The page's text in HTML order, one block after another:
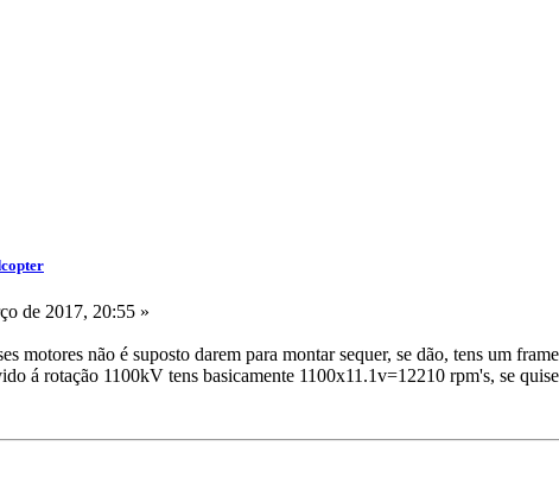
de 2017, 20:55 »
motores não é suposto darem para montar sequer, se dão, tens um
á rotação 1100kV tens basicamente 1100x11.1v=12210 rpm's, se